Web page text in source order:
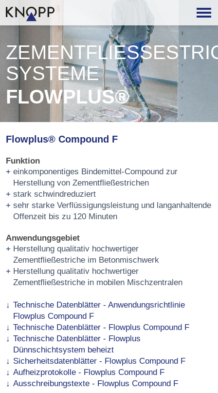
YSTEME
FLOWPLUS®
Flowplus® Compound F
Funktion
einkomponentiges Bindemittel-Compound zur
Herstellung von Zementfließestrichen
stark schwindreduziert
sehr starke Verflüssigungsleistung und langanhaltende
Offenzeit bis zu 120 Minuten
Anwendungsgebiet
Herstellung qualitativ hochwertiger
Zementfließestriche im Betonmischwerk
Herstellung qualitativ hochwertiger
Zementfließestriche in mobilen Mischzentralen
Technische Datenblätter - Anwendungsrichtlinie
Flowplus Compound F
Technische Datenblätter - Flowplus Compound F
Technische Datenblätter - Flowplus
Dünnschichtsystem beheizt
Sicherheitsdatenblätter - Flowplus Compound F
Aufheizprotokolle - Flowplus Compound F
Ausschreibungstexte - Flowplus Compound F